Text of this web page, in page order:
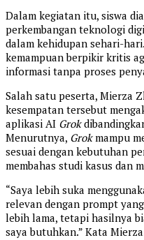
Dalam kegiatan itu, siswa
perkembangan teknologi
dalam kehidupan sehari-
kemampuan berpikir kritis
informasi tanpa proses
Salah satu peserta, Mierza
kesempatan tersebut
aplikasi AI Grok
Menurutnya, Grokmampu
sesuai dengan kebutuhan
membahas studi kasus dan
“Saya lebih suka
relevan dengan prompt
lebih lama, tetapi hasilnya
saya butuhkan.” Kata